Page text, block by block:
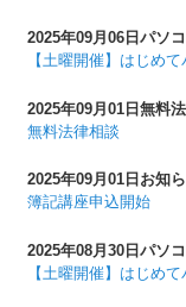
2025年09月06日 パソ
【土曜開催】はじめ
2025年09月01日無料
無料法律相談
2025年09月01日 お知
簿記講座申込開始
2025年08月30日 パソ
【土曜開催】はじめ